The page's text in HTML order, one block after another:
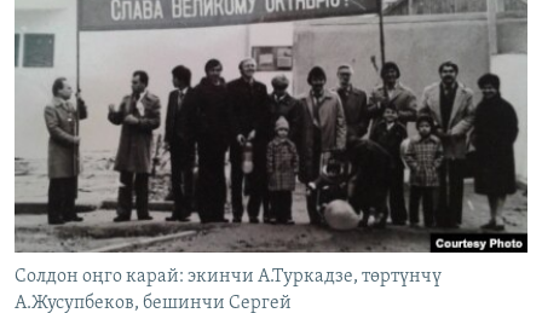
БИЗ ЖАНА ДҮЙНӨ
ДАНИСТЕ
ЭЖЕ-СИҢДИЛЕР
АЗАТТЫК+
ЫҢГАЙСЫЗ СУРООЛОР
Русский
ОНЛАЙН ШЕРИНЕ
ЭЕ/АРнун бардык сайттары
Солдон оңго карай: экинчи А.Туркадзе, төртүнчү
А.Жусупбеков, бешинчи Сергей